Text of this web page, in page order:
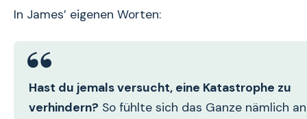
In James’ eigenen Worten:
Hast du jemals versucht, eine Katastrophe zu
verhindern? So fühlte sich das Ganze nämlich